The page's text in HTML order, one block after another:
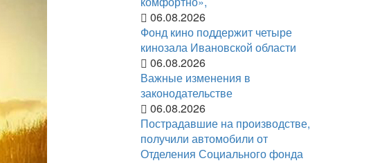
06.08.2026
Фонд кино поддержит четыре
кинозала Ивановской области
06.08.2026
Важные изменения в
законодательстве
06.08.2026
Пострадавшие на производстве,
получили автомобили от
Отделения Социального фонда